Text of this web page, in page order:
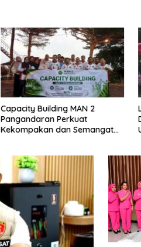
Capacity Building MAN 2
Pangandaran Perkuat
Kekompakan dan Semangat